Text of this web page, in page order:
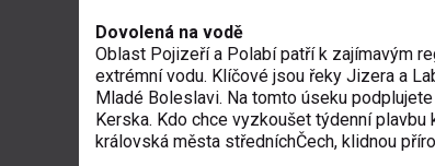
Dovolená na vodě
Oblast Pojizeří a Polabí patří k zajímavým
extrémní vodu. Klíčové jsou řeky Jizera a
Mladé Boleslavi. Na tomto úseku
Kerska. Kdo chce vyzkoušet týdenní
královská města středníchČech, klidnou